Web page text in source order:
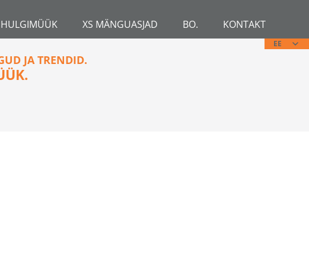
HULGIMÜÜK XS MÄNGUASJAD BO. KONTAKT
EE
JA TRENDID.